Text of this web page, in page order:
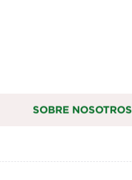
SOBRE NOSOTROS